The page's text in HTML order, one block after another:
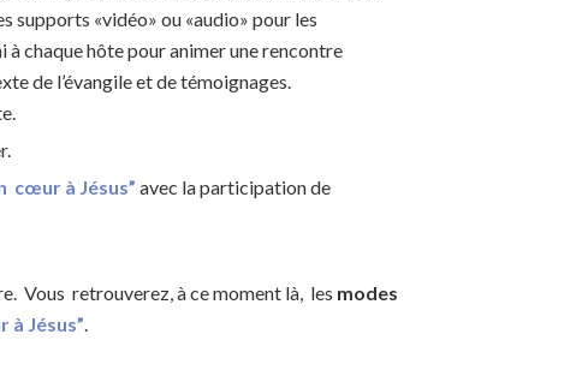
supports «vidéo» ou «audio» pour les
chaque hôte pour animer une rencontre
de l’évangile et de témoignages.
cœur à Jésus” avec la participation de
Vous retrouverez, à ce moment là, les modes
Jésus”.